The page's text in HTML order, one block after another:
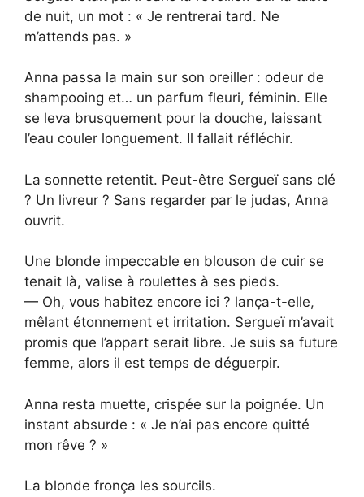
de nuit, un mot : « Je rentrerai tard. Ne
m’attends pas. »
Anna passa la main sur son oreiller : odeur de
shampooing et… un parfum fleuri, féminin. Elle
se leva brusquement pour la douche, laissant
l’eau couler longuement. Il fallait réfléchir.
La sonnette retentit. Peut-être Sergueï sans clé
? Un livreur ? Sans regarder par le judas, Anna
ouvrit.
Une blonde impeccable en blouson de cuir se
tenait là, valise à roulettes à ses pieds.
— Oh, vous habitez encore ici ? lança-t-elle,
mêlant étonnement et irritation. Sergueï m’avait
promis que l’appart serait libre. Je suis sa future
femme, alors il est temps de déguerpir.
Anna resta muette, crispée sur la poignée. Un
instant absurde : « Je n’ai pas encore quitté
mon rêve ? »
La blonde fronça les sourcils.